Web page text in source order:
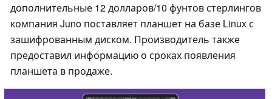
дополнительные 12 долларов/10 фунтов стерлингов
компания Juno поставляет планшет на базе Linux с
зашифрованным диском. Производитель также
предоставил информацию о сроках появления
планшета в продаже.